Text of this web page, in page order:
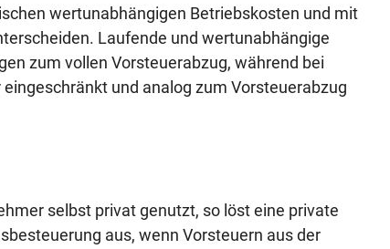
wertunabhängigen Betriebskosten und mit
Laufende und wertunabhängige
zum vollen Vorsteuerabzug, während bei
und analog zum Vorsteuerabzug
selbst privat genutzt, so löst eine private
aus, wenn Vorsteuern aus der